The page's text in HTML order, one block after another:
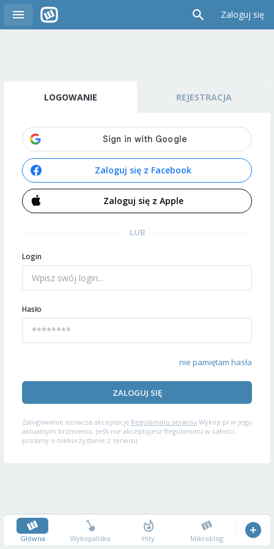
Zaloguj się
LOGOWANIE REJESTRACJA
Zaloguj się z Facebook
Zaloguj się z Apple
LUB
Login
Hasło
nie pamiętam hasła
ZALOGUJ SIĘ
Zalogowanie oznacza akceptację Regulaminu serwisu Wykop.pl w jego
aktualnym brzmieniu. Jeśli nie akceptujesz Regulaminu w całości,
prosimy o niekorzystanie z serwisu.
Główna Wykopalisko Hity Mikroblog